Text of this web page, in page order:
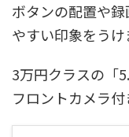
ボタンの配置や
やすい印象をうけ
3万円クラスの「
フロントカメラ付